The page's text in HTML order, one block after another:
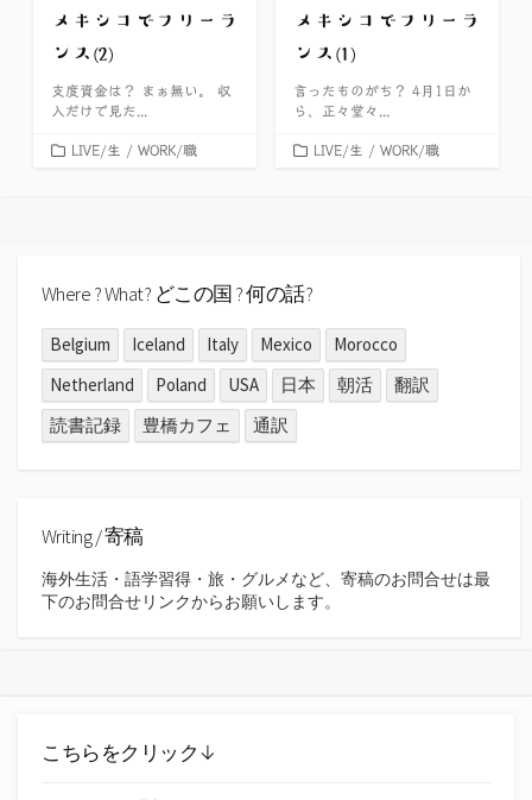
メキシコでフリーラ
ンス(2)
支度資金は？ まぁ無い。 収
入だけで見た...
カ
LIVE/生 / WORK/職
メキシコでフリーラ
ンス(1)
言ったものがち？ 4月1日か
ら、正々堂々...
カ
LIVE/生 / WORK/職
Where ? What? どこの国 ? 何の話?
Belgium Iceland Italy Mexico
Morocco
Netherland
Poland USA 日本 朝活
翻訳
読書記録
豊橋カフェ 通訳
Writing / 寄稿
海外生活・語学習得・旅・グルメなど、寄稿のお問合せは最
下のお問合せリンクからお願いします。
こちらをクリック↓